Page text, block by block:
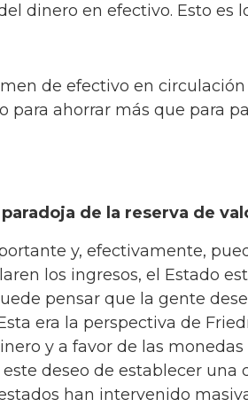
dinero en efectivo. Esto
de efectivo en
para ahorrar más que para
de la reserva de
y, efectivamente,
los ingresos, el Estado
pensar que la gente
era la perspectiva de
y a favor de las
deseo de establecer
han intervenido